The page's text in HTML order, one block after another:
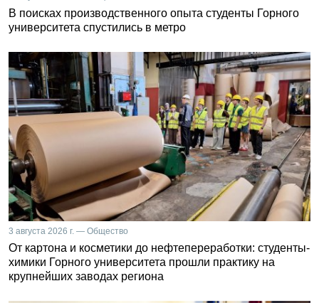
В поисках производственного опыта студенты Горного
университета спустились в метро
3 августа 2026 г. — Общество
От картона и косметики до нефтепереработки: студенты-
химики Горного университета прошли практику на
крупнейших заводах региона